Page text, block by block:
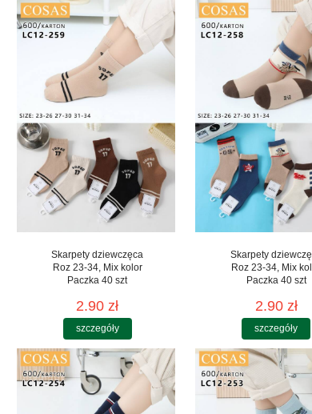
Skarpety dziewczęca
Roz 23-34, Mix kolor
Paczka 40 szt
2.90 zł
szczegóły
Skarpety
Roz 23-34, Mix
Paczka 40 szt
2.90 zł
szczegóły